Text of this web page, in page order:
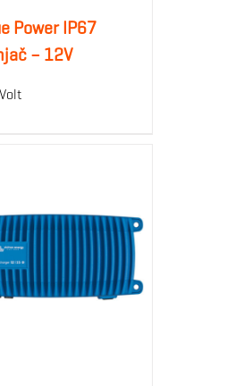
Power IP67
– 12V